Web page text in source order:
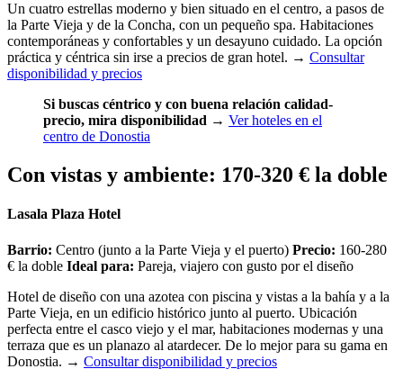
Un cuatro estrellas moderno y bien situado en el centro, a pasos de
la Parte Vieja y de la Concha, con un pequeño spa. Habitaciones
contemporáneas y confortables y un desayuno cuidado. La opción
práctica y céntrica sin irse a precios de gran hotel. → Consultar
disponibilidad y precios
Si buscas céntrico y con buena relación calidad-
precio, mira disponibilidad → Ver hoteles en el
centro de Donostia
Con vistas y ambiente: 170-320 € la doble
Lasala Plaza Hotel
Barrio: Centro (junto a la Parte Vieja y el puerto) Precio: 160-280
€ la doble Ideal para: Pareja, viajero con gusto por el diseño
Hotel de diseño con una azotea con piscina y vistas a la bahía y a la
Parte Vieja, en un edificio histórico junto al puerto. Ubicación
perfecta entre el casco viejo y el mar, habitaciones modernas y una
terraza que es un planazo al atardecer. De lo mejor para su gama en
Donostia. → Consultar disponibilidad y precios